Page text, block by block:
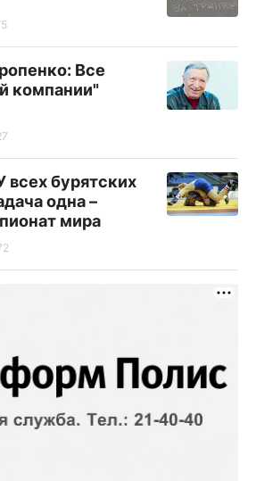
Все
компании"
всех бурятских
одна –
мира